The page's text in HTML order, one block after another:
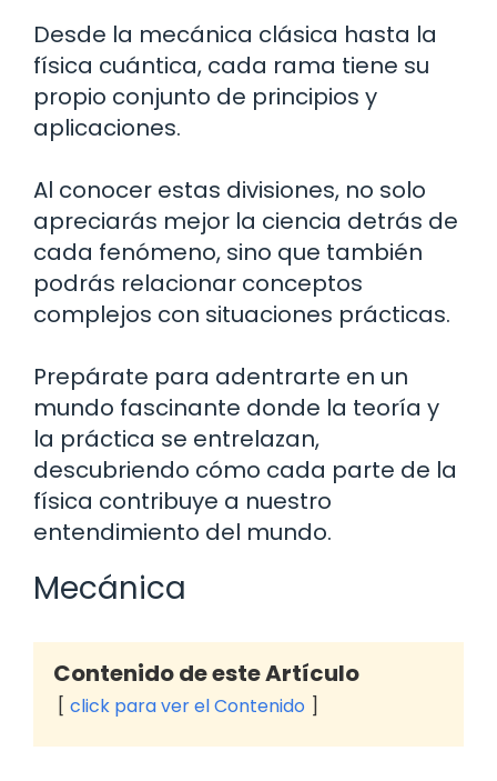
Desde la mecánica clásica hasta la
física cuántica, cada rama tiene su
propio conjunto de principios y
aplicaciones.
Al conocer estas divisiones, no solo
apreciarás mejor la ciencia detrás de
cada fenómeno, sino que también
podrás relacionar conceptos
complejos con situaciones prácticas.
Prepárate para adentrarte en un
mundo fascinante donde la teoría y
la práctica se entrelazan,
descubriendo cómo cada parte de la
física contribuye a nuestro
entendimiento del mundo.
Mecánica
Contenido de este Artículo
click para ver el Contenido